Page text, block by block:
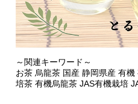
～関連キーワード～
お茶 烏龍茶 国産 静岡県産 有
培茶 有機烏龍茶 JAS有機栽培